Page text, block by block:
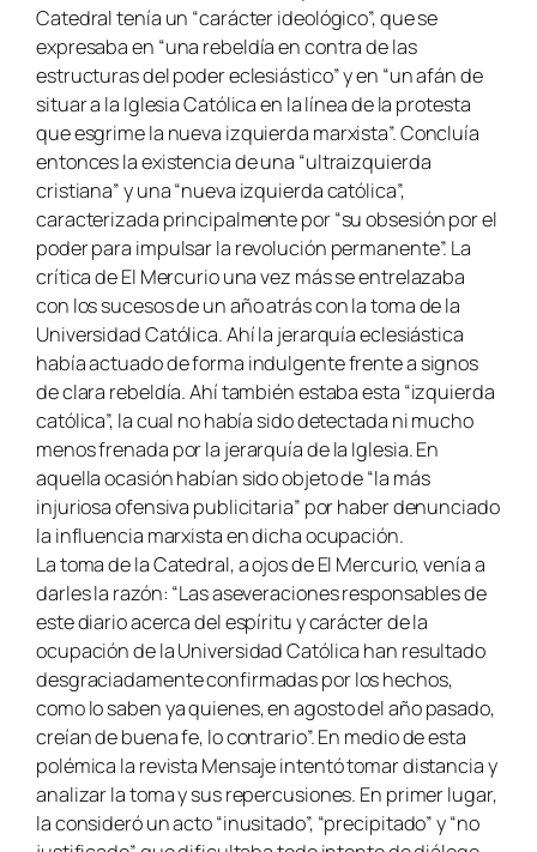
Catedral tenía un “carácter ideológico”, que se
expresaba en “una rebeldía en contra de las
estructuras del poder eclesiástico” y en “un afán de
situar a la Iglesia Católica en la línea de la protesta
que esgrime la nueva izquierda marxista”. Concluía
entonces la existencia de una “ultraizquierda
cristiana” y una “nueva izquierda católica”,
caracterizada principalmente por “su obsesión por el
poder para impulsar la revolución permanente”. La
crítica de El Mercurio una vez más se entrelazaba
con los sucesos de un año atrás con la toma de la
Universidad Católica. Ahí la jerarquía eclesiástica
había actuado de forma indulgente frente a signos
de clara rebeldía. Ahí también estaba esta “izquierda
católica”, la cual no había sido detectada ni mucho
menos frenada por la jerarquía de la Iglesia. En
aquella ocasión habían sido objeto de “la más
injuriosa ofensiva publicitaria” por haber denunciado
la influencia marxista en dicha ocupación.
La toma de la Catedral, a ojos de El Mercurio, venía a
darles la razón: “Las aseveraciones responsables de
este diario acerca del espíritu y carácter de la
ocupación de la Universidad Católica han resultado
desgraciadamente confirmadas por los hechos,
como lo saben ya quienes, en agosto del año pasado,
creían de buena fe, lo contrario”. En medio de esta
polémica la revista Mensaje intentó tomar distancia y
analizar la toma y sus repercusiones. En primer lugar,
la consideró un acto “inusitado”, “precipitado” y “no